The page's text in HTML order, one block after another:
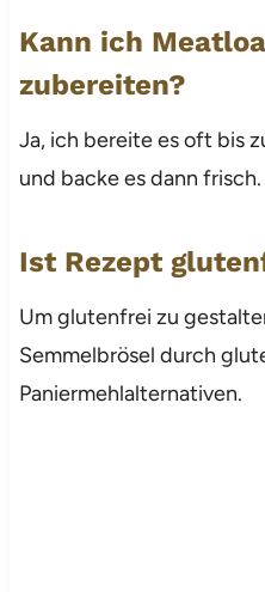
Kann ich
zubereiten?
Ja, ich bereite es oft bis
und backe es dann frisch.
Ist Rezept
Um glutenfrei zu
Semmelbrösel durch
Paniermehlalternativen.